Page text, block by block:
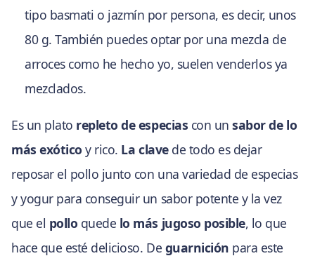
tipo basmati o jazmín por persona, es decir, unos
80 g. También puedes optar por una mezcla de
arroces como he hecho yo, suelen venderlos ya
mezclados.
Es un plato repleto de especias con unsabor de lo
más exótico y rico. La clavede todo es dejar
reposar el pollo junto con una variedad de especias
y yogur para conseguir un sabor potente y la vez
que el pollo quede lo más jugoso posible, lo que
hace que esté delicioso. De guarnición para este